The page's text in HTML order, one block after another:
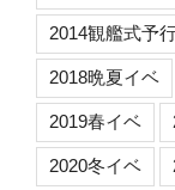
2014観艦式予
2018晩夏イベ
2019春イベ
2020冬イベ